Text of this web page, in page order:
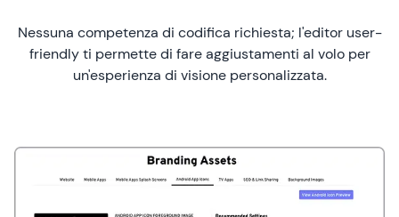
Nessuna competenza di codifica richiesta; l'editor user-
friendly ti permette di fare aggiustamenti al volo per
un'esperienza di visione personalizzata.